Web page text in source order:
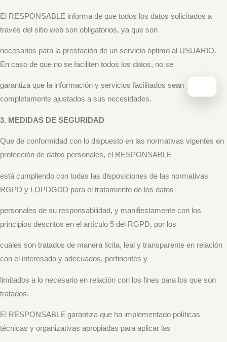
El RESPONSABLE informa de que todos los datos solicitados a
través del sitio web son obligatorios, ya que son
necesarios para la prestación de un servicio óptimo al USUARIO.
En caso de que no se faciliten todos los datos, no se
garantiza que la información y servicios facilitados sean
completamente ajustados a sus necesidades.
3. MEDIDAS DE SEGURIDAD
Que de conformidad con lo dispuesto en las normativas vigentes en
protección de datos personales, el RESPONSABLE
está cumpliendo con todas las disposiciones de las normativas
RGPD y LOPDGDD para el tratamiento de los datos
personales de su responsabilidad, y manifiestamente con los
principios descritos en el artículo 5 del RGPD, por los
cuales son tratados de manera lícita, leal y transparente en relación
con el interesado y adecuados, pertinentes y
limitados a lo necesario en relación con los fines para los que son
tratados.
El RESPONSABLE garantiza que ha implementado políticas
técnicas y organizativas apropiadas para aplicar las